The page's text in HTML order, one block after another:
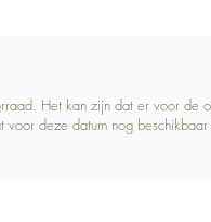
Het kan zijn dat er voor de
deze datum nog beschikbaar